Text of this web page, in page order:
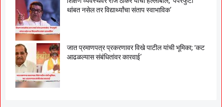
थांबत नसेल तर विद्यार्थ्यांचा संताप स्वाभाविक’
जात प्रमाणपत्र प्रकरणावर विखे पाटील यांची भूमिका; ‘कट
आढळल्यास संबंधितांवर कारवाई’